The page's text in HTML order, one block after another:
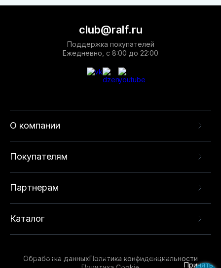
О компании
Покупателям
Партнерам
Каталог
club@ralf.ru
Поддержка покупателей
Ежедневно, с 8:00 до 22:00
Обработка данныхПолитика конфиденциальности
опыта на нашем сайте. Продолжая использовать
данный сайт, вы соглашаетесь с использованием
Принять